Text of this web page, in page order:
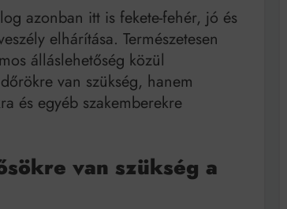
azonban itt is fekete-fehér, jó és
elhárítása. Természetesen
álláslehetőség közül
van szükség, hanem
és egyéb szakemberekre
van szükség a